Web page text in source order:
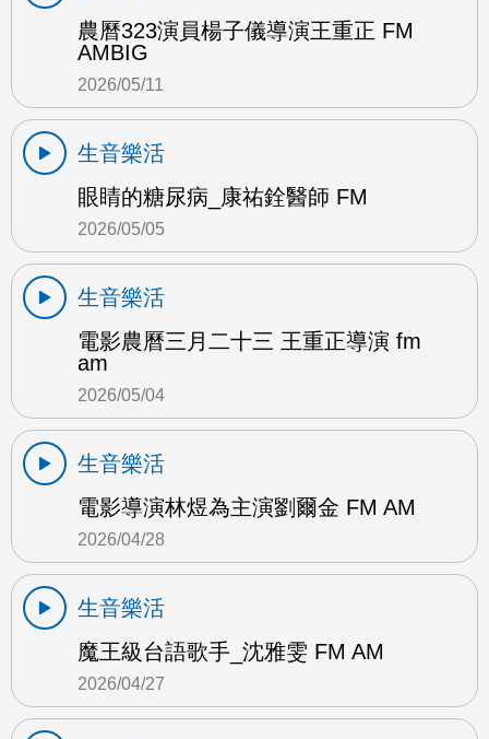
農曆323演員楊子儀導演王重正 FM
AMBIG
2026/05/11
生音樂活
眼睛的糖尿病_康祐銓醫師 FM
2026/05/05
生音樂活
電影農曆三月二十三 王重正導演 fm
am
2026/05/04
生音樂活
電影導演林煜為主演劉爾金 FM AM
2026/04/28
生音樂活
魔王級台語歌手_沈雅雯 FM AM
2026/04/27